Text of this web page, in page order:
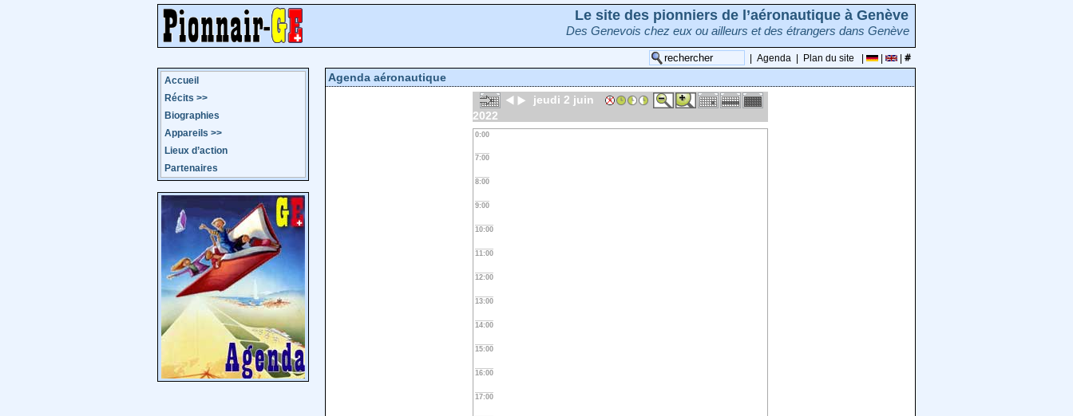
Le site des pionniers de l’aéronautique à Genève
Des Genevois chez eux ou ailleurs et des étrangers dans Genève
Agenda Plan du site
Accueil
Récits >>
Biographies
Appareils >>
Lieux d’action
Partenaires
Agenda aéronautique
jeudi 2 juin
2022
0:00
7:00
8:00
9:00
10:00
11:00
12:00
13:00
14:00
15:00
16:00
17:00